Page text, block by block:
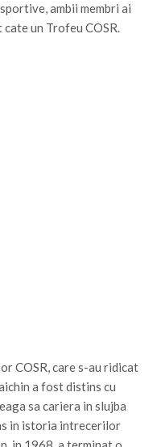
ambii membri ai
un Trofeu COSR.
COSR, care s-au ridicat
a fost distins cu
sa cariera in slujba
in istoria intrecerilor